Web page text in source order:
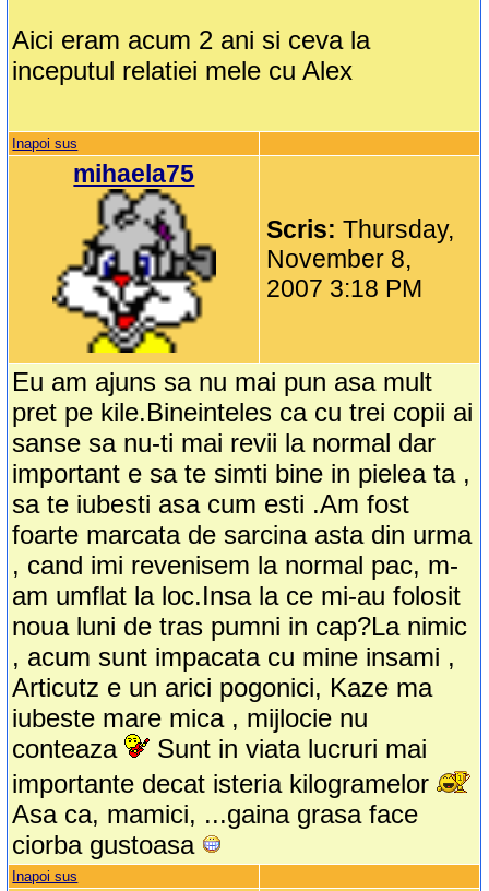
Aici eram acum 2 ani si ceva la
inceputul relatiei mele cu Alex
Inapoi sus
mihaela75
Scris:Thursday,
November 8,
2007 3:18 PM
Eu am ajuns sa nu mai pun asa mult
pret pe kile.Bineinteles ca cu trei copii ai
sanse sa nu-ti mai revii la normal dar
important e sa te simti bine in pielea ta ,
sa te iubesti asa cum esti .Am fost
foarte marcata de sarcina asta din urma
, cand imi revenisem la normal pac, m-
am umflat la loc.Insa la ce mi-au folosit
noua luni de tras pumni in cap?La nimic
, acum sunt impacata cu mine insami ,
Articutz e un arici pogonici, Kaze ma
iubeste mare mica , mijlocie nu
conteaza
Sunt in viata lucruri mai
importante decat isteria kilogramelor
Asa ca, mamici, ...gaina grasa face
ciorba gustoasa
Inapoi sus